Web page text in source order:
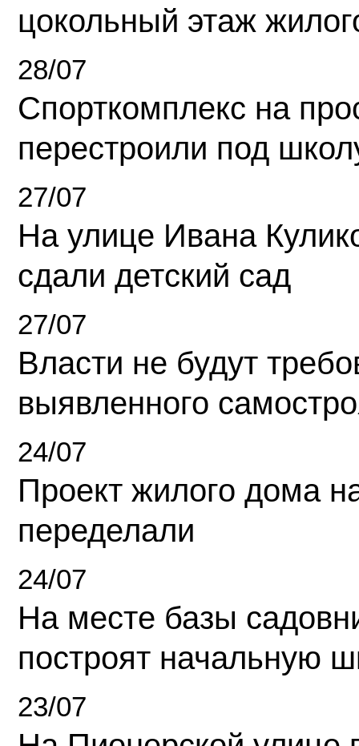
цокольный этаж
28/07
Спорткомплекс на
перестроили под
27/07
На улице Ивана
сдали детский сад
27/07
Власти не будут
выявленного
24/07
Проект жилого дома
переделали
24/07
На месте базы
построят начальную
23/07